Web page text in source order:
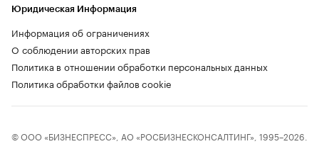
Юридическая Информация
Информация об ограничениях
О соблюдении авторских прав
Политика в отношении обработки персональных данных
Политика обработки файлов cookie
© ООО «БИЗНЕСПРЕСС», АО «РОСБИЗНЕСКОНСАЛТИНГ», 1995–2026.